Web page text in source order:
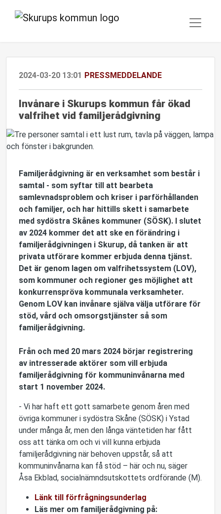
2024-03-20 13:01 PRESSMEDDELANDE
Invånare i Skurups kommun får ökad
valfrihet vid familjerådgivning
Familjerådgivning är en verksamhet som består i
samtal - som syftar till att bearbeta
samlevnadsproblem och kriser i parförhållanden
och familjer, och har hittills skett i samarbete
med sydöstra Skånes kommuner (SÖSK). I slutet
av 2024 kommer det att ske en förändring i
familjerådgivningen i Skurup, då tanken är att
privata utförare kommer erbjuda denna tjänst.
Det är genom lagen om valfrihetssystem (LOV),
som kommuner och regioner ges möjlighet att
konkurrenspröva kommunala verksamheter.
Genom LOV kan invånare själva välja utförare för
stöd, vård och omsorgstjänster så som
familjerådgivning.
Från och med 20 mars 2024 börjar registrering
av intresserade aktörer som vill erbjuda
familjerådgivning för kommuninvånarna med
start 1 november 2024.
- Vi har haft ett gott samarbete genom åren med
övriga kommuner i sydöstra Skåne (SÖSK) i Ystad
under många år, men den långa väntetiden har fått
oss att tänka om och vi vill kunna erbjuda
familjerådgivning när behoven uppstår, så att
kommuninvånarna kan få stöd – här och nu, säger
Åsa Ekblad, socialnämndsutskottets ordförande (M).
Länk till förfrågningsunderlag
Läs mer om familjerådgivning på: